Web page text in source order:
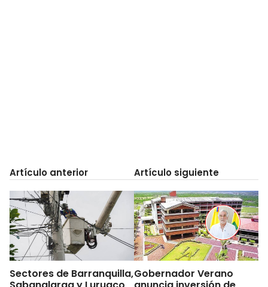
Artículo anterior
Sectores de Barranquilla,
Artículo siguiente
Gobernador Verano